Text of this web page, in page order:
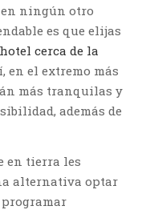
ningún otro
es que elijas
hotel cerca de la
en el extremo más
más tranquilas y
además de
en tierra les
alternativa optar